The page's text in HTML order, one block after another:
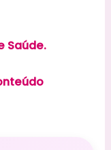
Saúde.